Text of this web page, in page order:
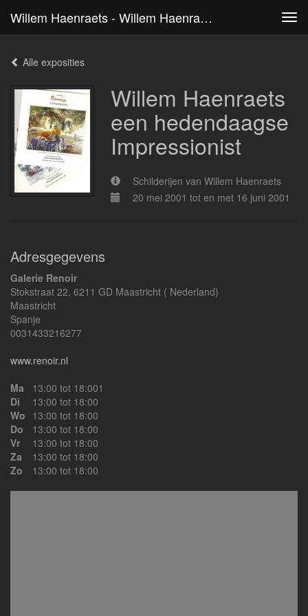
Willem Haenraets - Willem Haenraets Een Hedendaagse Impressionist
Alle exposities
Willem Haenraets
een hedendaagse
Impressionist
Schilderijen van Willem Haenraets
20 mei 2001 tot en met 16 juni 2001
Adresgegevens
Galerie Renoir
Stokstraat 22, 6211 GD Maastricht ( Nederland)
Maastricht
Spanje
0031433216277
www.renoir.nl
Ma
13:00 tot 18:001
Di
13:00 tot 18:00
Wo 13:00 tot 18:00
Do
13:00 tot 18:00
Vr
13:00 tot 18:00
Za
13:00 tot 18:00
Zo
13:00 tot 18:00